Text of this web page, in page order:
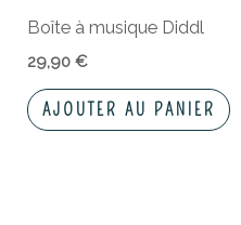
Boîte à musique Diddl
29,90€
AJOUTER AU PANIER